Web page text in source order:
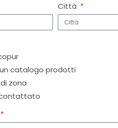
Città
un catalogo prodotti
zona